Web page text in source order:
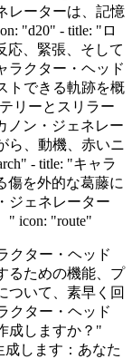
レーターは、記憶
"d20" - title: "ロ
応、緊張、そして
ラクター・ヘッド
トできる軌跡を概
リーとスリラー
ノン・ジェネレー
ら、動機、赤いニ
- title: "キャラ
傷を外的な葛藤に
ジェネレーター
" icon: "route"
クター・ヘッド
るための機能、プ
ついて、素早く回
クター・ヘッド
成しますか？"
成します：あなた